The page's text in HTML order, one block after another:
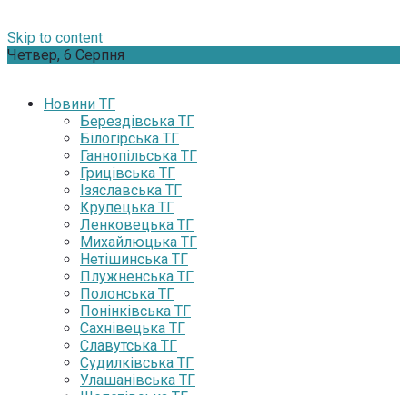
Skip to content
Четвер, 6 Серпня
Новини ТГ
Берездівська ТГ
Білогірська ТГ
Ганнопільська ТГ
Грицівська ТГ
Ізяславська ТГ
Крупецька ТГ
Ленковецька ТГ
Михайлюцька ТГ
Нетішинська ТГ
Плужненська ТГ
Полонська ТГ
Понінківська ТГ
Сахнівецька ТГ
Славутська ТГ
Судилківська ТГ
Улашанівська ТГ